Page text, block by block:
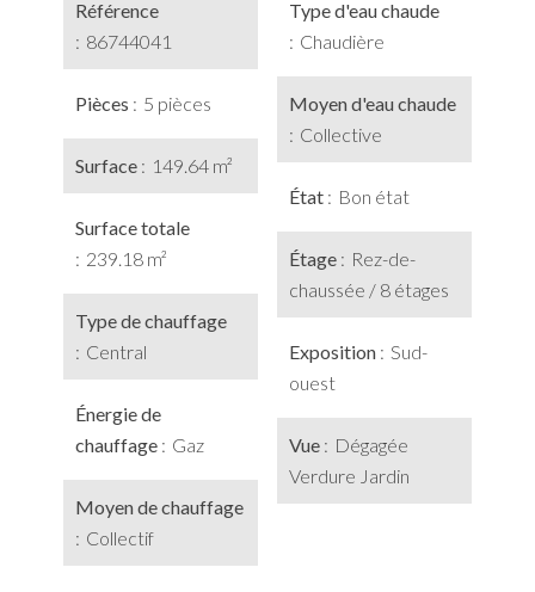
Référence
86744041
Pièces 5 pièces
Surface 149.64 m²
Surface totale
239.18 m²
Type de chauffage
Central
Énergie de
chauffage
Gaz
Moyen de chauffage
Collectif
Type d'eau chaude
Chaudière
Moyen d'eau chaude
Collective
État Bon état
Étage
Rez-de-
chaussée / 8 étages
Exposition
Sud-
ouest
Vue
Dégagée
Verdure Jardin